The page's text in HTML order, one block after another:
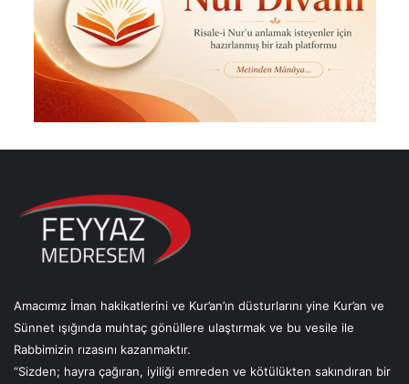
Amacımız İman hakikatlerini ve Kur’an’ın düsturlarını yine Kur’an ve
Sünnet ışığında muhtaç gönüllere ulaştırmak ve bu vesile ile
Rabbimizin rızasını kazanmaktır.
“Sizden; hayra çağıran, iyiliği emreden ve kötülükten sakındıran bir